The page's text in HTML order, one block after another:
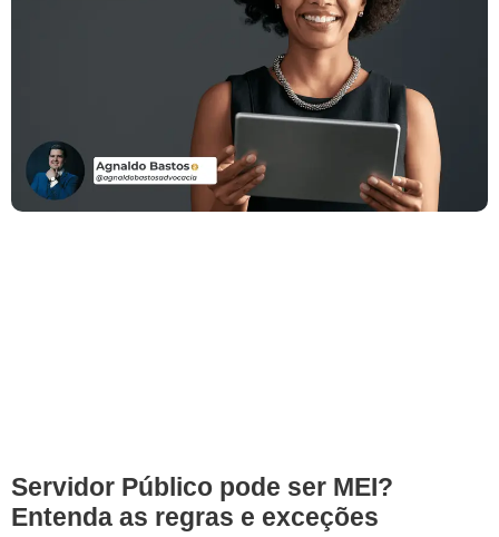
Servidor Público pode ser MEI?
Entenda as regras e exceções